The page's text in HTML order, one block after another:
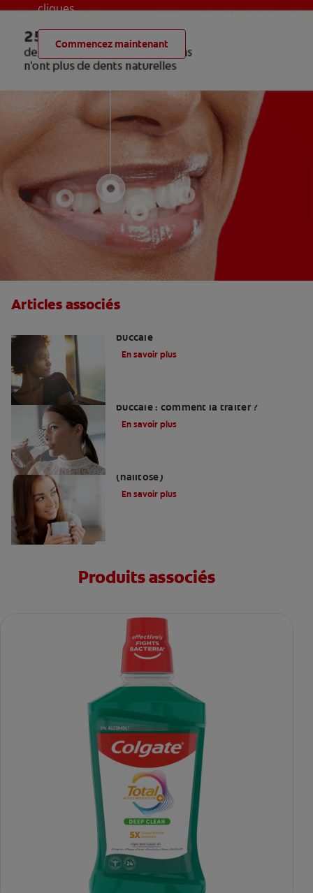
cliques
Commencez maintenant
Articles associés
buccale
En savoir plus
buccale : comment la traiter ?
En savoir plus
(halitose)
En savoir plus
Produits associés